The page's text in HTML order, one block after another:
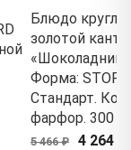
Блюдо
золотой
Форма:
Стандарт.
фарфор. 300
5 466 ₽ 4 264 ₽